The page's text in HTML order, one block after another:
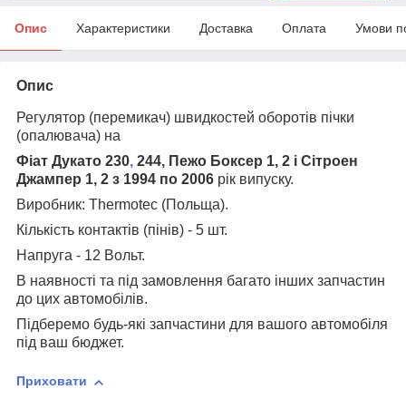
Опис Характеристики Доставка Оплата Умови
Опис
Регулятор (перемикач) швидкостей оборотів пічки
(опалювача) на
Фіат Дукато 230, 244, Пежо Боксер 1, 2 і Сітроен
Джампер 1, 2 з 1994 по 2006 рік випуску.
Виробник: Thermotec (Польща).
Кількість контактів (пінів) - 5 шт.
Напруга - 12 Вольт.
В наявності та під замовлення багато інших запчастин
до цих автомобілів.
Підберемо будь-які запчастини для вашого автомобіля
під ваш бюджет.
Приховати